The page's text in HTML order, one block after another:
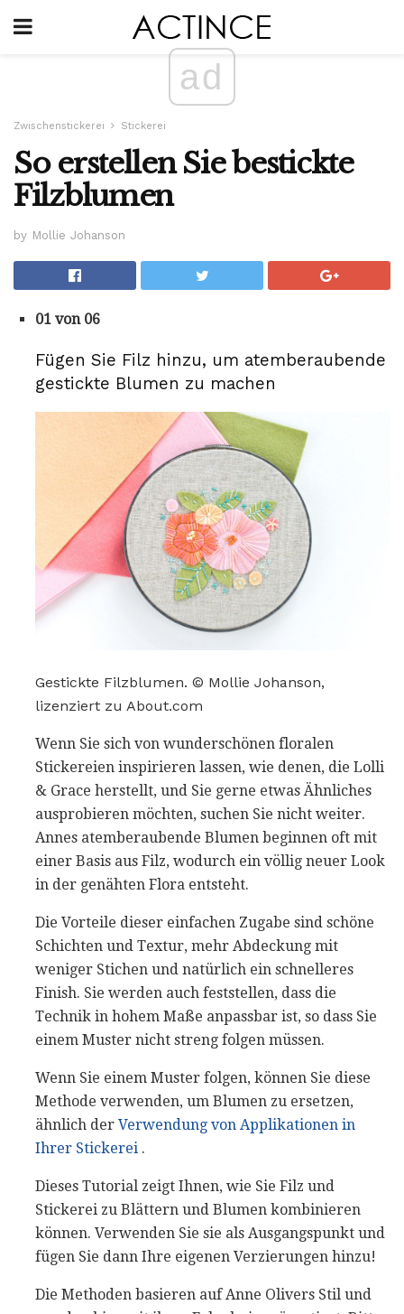
ad
Zwischenstickerei Stickerei
So erstellen Sie bestickte
Filzblumen
by Mollie Johanson
01 von 06
Fügen Sie Filz hinzu, um atemberaubende
gestickte Blumen zu machen
Gestickte Filzblumen. © Mollie Johanson,
lizenziert zu About.com
Wenn Sie sich von wunderschönen floralen
Stickereien inspirieren lassen, wie denen, die Lolli
& Grace herstellt, und Sie gerne etwas Ähnliches
ausprobieren möchten, suchen Sie nicht weiter.
Annes atemberaubende Blumen beginnen oft mit
einer Basis aus Filz, wodurch ein völlig neuer Look
in der genähten Flora entsteht.
Die Vorteile dieser einfachen Zugabe sind schöne
Schichten und Textur, mehr Abdeckung mit
weniger Stichen und natürlich ein schnelleres
Finish. Sie werden auch feststellen, dass die
Technik in hohem Maße anpassbar ist, so dass Sie
einem Muster nicht streng folgen müssen.
Wenn Sie einem Muster folgen, können Sie diese
Methode verwenden, um Blumen zu ersetzen,
ähnlich der Verwendung von Applikationen in
Ihrer Stickerei .
Dieses Tutorial zeigt Ihnen, wie Sie Filz und
Stickerei zu Blättern und Blumen kombinieren
können. Verwenden Sie sie als Ausgangspunkt und
fügen Sie dann Ihre eigenen Verzierungen hinzu!
Die Methoden basieren auf Anne Olivers Stil und